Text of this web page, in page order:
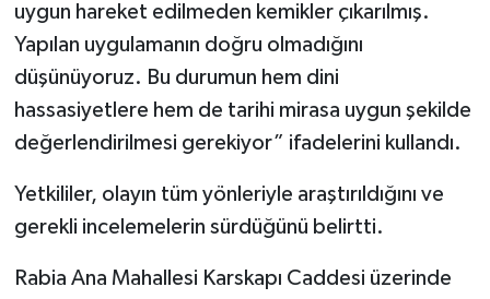
uygun hareket edilmeden kemikler çıkarılmış.
Yapılan uygulamanın doğru olmadığını
düşünüyoruz. Bu durumun hem dini
hassasiyetlere hem de tarihi mirasa uygun şekilde
değerlendirilmesi gerekiyor” ifadelerini kullandı.
Yetkililer, olayın tüm yönleriyle araştırıldığını ve
gerekli incelemelerin sürdüğünü belirtti.
Rabia Ana Mahallesi Karskapı Caddesi üzerinde